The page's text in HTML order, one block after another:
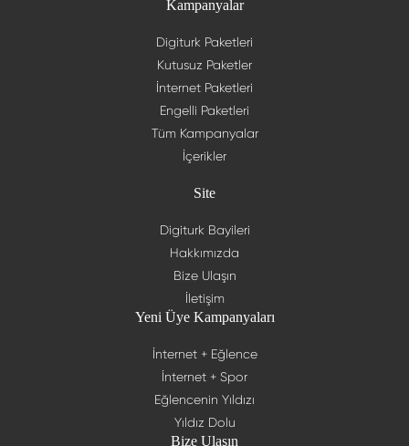
Kampanyalar
Digiturk Paketleri
Kutusuz Paketler
İnternet Paketleri
Engelli Paketleri
Tüm Kampanyalar
İçerikler
Site
Digiturk Bayileri
Hakkımızda
Bize Ulaşın
İletişim
Yeni Üye Kampanyaları
İnternet + Eğlence
İnternet + Spor
Eğlencenin Yıldızı
Yıldız Dolu
Bize Ulaşın